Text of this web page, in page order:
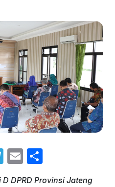
T
E
D DPRD Provinsi Jateng